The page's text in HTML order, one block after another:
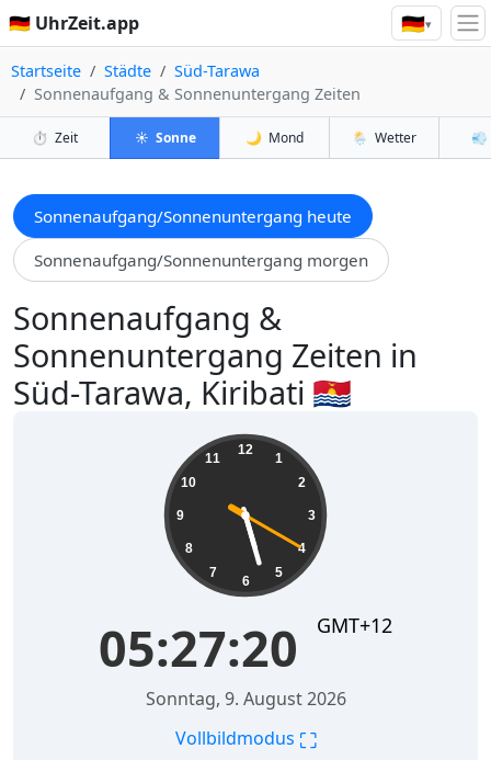
🇩🇪 UhrZeit.app 🇩🇪▾
Startseite Städte
Süd-Tarawa
Sonnenaufgang & Sonnenuntergang Zeiten
⏱️ Zeit ☀️ Sonne 🌙 Mond 🌦️ Wetter 💨
Sonnenaufgang/Sonnenuntergang heute
Sonnenaufgang/Sonnenuntergang morgen
Sonnenaufgang &
Sonnenuntergang Zeiten in
Süd-Tarawa, Kiribati 🇰🇮
12
1
2
3
4
5
6
7
8
9
10
11
05:27:21 GMT+12
Sonntag, 9. August 2026
Vollbildmodus ⛶